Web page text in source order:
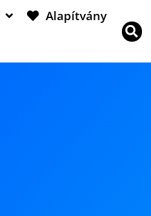
Alapítvány